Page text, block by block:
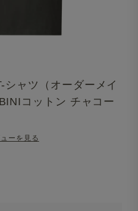
シャツ（オーダーメイ
コットン チャコー
ーを見る